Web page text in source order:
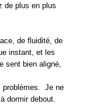
de plus en plus
de fluidité, de
instant, et les
sent bien aligné,
problèmes. Je ne
dormir debout.